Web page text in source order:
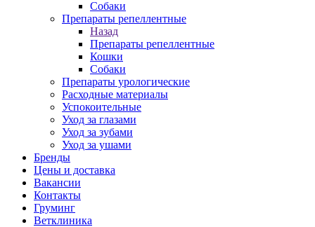
Собаки
Препараты репеллентные
Назад
Препараты репеллентные
Кошки
Собаки
Препараты урологические
Расходные материалы
Успокоительные
Уход за глазами
Уход за зубами
Уход за ушами
Бренды
Цены и доставка
Вакансии
Контакты
Груминг
Ветклиника